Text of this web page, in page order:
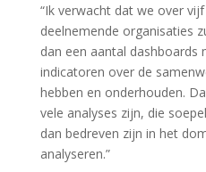
“Ik verwacht dat we over
deelnemende organisaties
dan een aantal dashboards
indicatoren over de
hebben en onderhouden.
vele analyses zijn, die
dan bedreven zijn in het
analyseren.”